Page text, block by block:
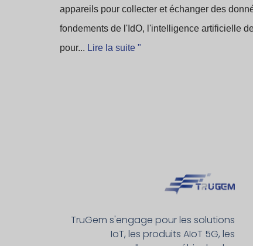
appareils pour collecter et échanger des
fondements de l'IdO, l'intelligence artificielle
pour... Lire la suite "
TruGem s'engage pour les solutions
IoT, les produits AIoT 5G, les